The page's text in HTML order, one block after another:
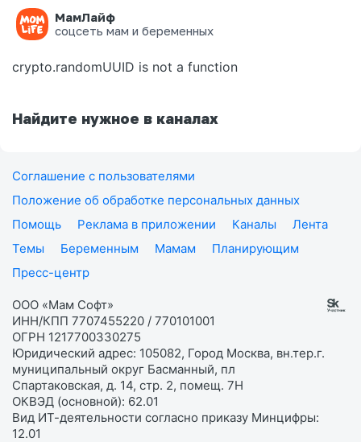
МамЛайф
соцсеть мам и беременных
Ошибка на странице
crypto.randomUUID is not a function
Найдите нужное в каналах
Соглашение с пользователями
Положение об обработке персональных данных
Помощь
Реклама в приложении Каналы
Лента
Темы
Беременным Мамам
Планирующим
Пресс-центр
ООО «Мам Софт»
ИНН/КПП 7707455220 / 770101001
ОГРН 1217700330275
Юридический адрес: 105082, Город Москва, вн.тер.г.
муниципальный округ Басманный, пл
Спартаковская, д. 14, стр. 2, помещ. 7Н
ОКВЭД (основной): 62.01
Вид ИТ-деятельности согласно приказу Минцифры:
12.01